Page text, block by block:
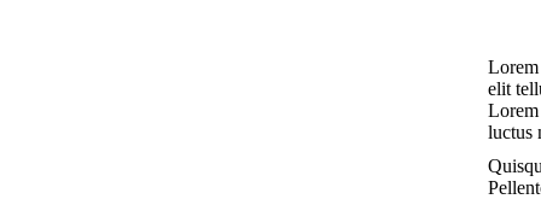
elit
luctus